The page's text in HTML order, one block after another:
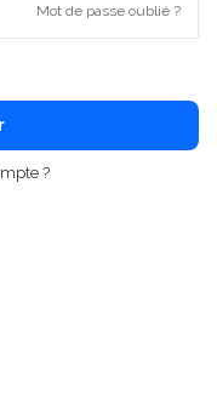
Mot de passe oublié ?
?